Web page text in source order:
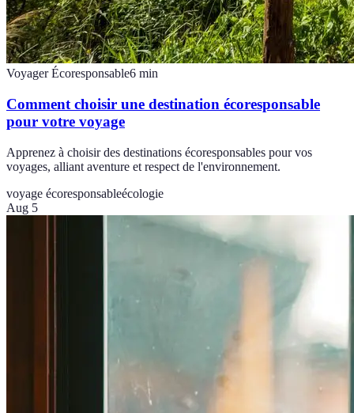
Voyager Écoresponsable6 min
Comment choisir une destination écoresponsable
pour votre voyage
Apprenez à choisir des destinations écoresponsables pour vos
voyages, alliant aventure et respect de l'environnement.
voyage écoresponsableécologie
Aug 5